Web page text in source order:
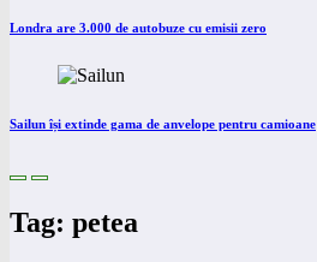
Londra are 3.000 de autobuze cu emisii zero
Sailun își extinde gama de anvelope pentru camioane
Tag: petea